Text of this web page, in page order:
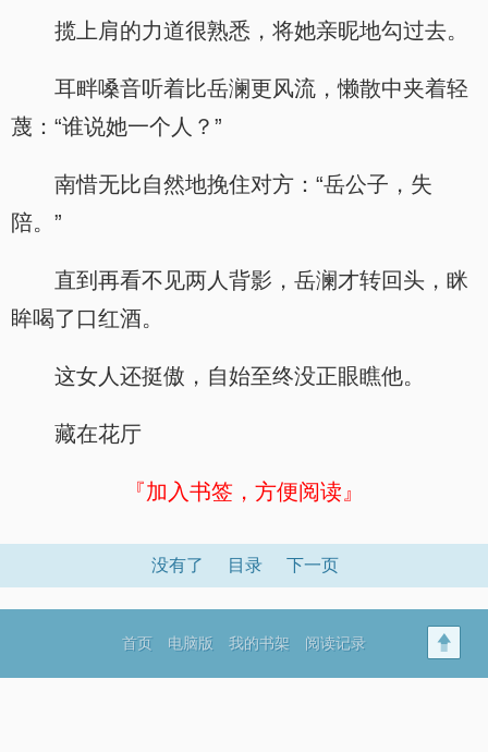
揽上肩的力道很熟悉，将她亲昵地勾过去。
耳畔嗓音听着比岳澜更风流，懒散中夹着轻
蔑：“谁说她一个人？”
南惜无比自然地挽住对方：“岳公子，失
陪。”
直到再看不见两人背影，岳澜才转回头，眯
眸喝了口红酒。
这女人还挺傲，自始至终没正眼瞧他。
藏在花厅
『加入书签，方便阅读』
没有了 目录 下一页
首页 电脑版 我的书架 阅读记录